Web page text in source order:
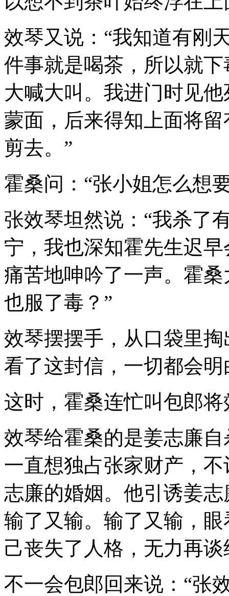
效琴又说：“我知道有刚
件事就是喝茶，所以就
大喊大叫。我进门时见
蒙面，后来得知上面将
剪去。”
霍桑问：“张小姐怎么想
张效琴坦然说：“我杀了
宁，我也深知霍先生迟
痛苦地呻吟了一声。霍
也服了毒？”
效琴摆摆手，从口袋里
看了这封信，一切都会明
这时，霍桑连忙叫包郎
效琴给霍桑的是姜志廉
一直想独占张家财产，
志廉的婚姻。他引诱姜
输了又输。输了又输，
己丧失了人格，无力再
不一会包郎回来说：“张